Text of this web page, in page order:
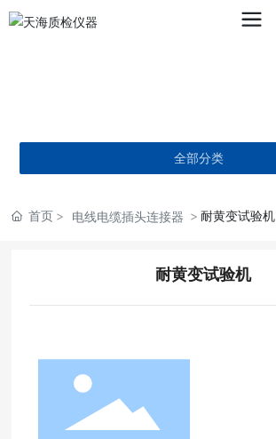
全部分类
首页 电线电缆插头连接器 耐黄变试验机
耐黄变试验机